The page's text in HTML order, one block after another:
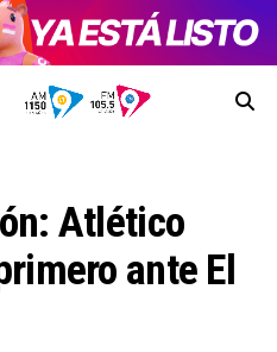
Atlético
ante El